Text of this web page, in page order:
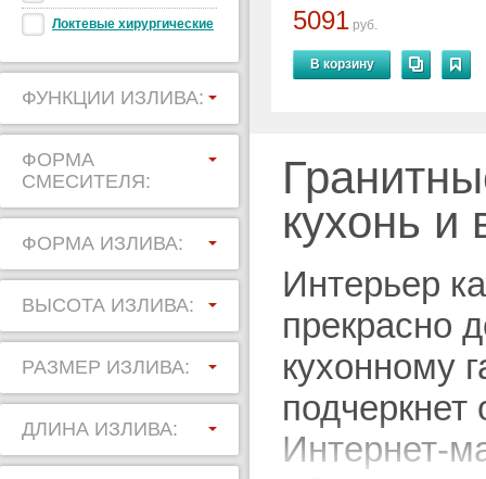
Локтевые хирургические
ФУНКЦИИ ИЗЛИВА:
ФОРМА
СМЕСИТЕЛЯ:
ФОРМА ИЗЛИВА:
ВЫСОТА ИЗЛИВА:
РАЗМЕР ИЗЛИВА:
ДЛИНА ИЗЛИВА:
5091 руб.
В корзину
кухонь и
Интерьер
прекрасно
кухонному
подчеркнет
Интернет-